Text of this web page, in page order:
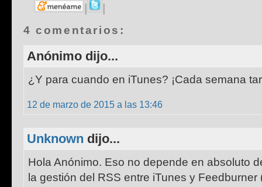
|
|
4 comentarios:
Anónimo dijo...
¿Y para cuando en iTunes? ¡Cada semana
12 de marzo de 2015 a las 13:46
Unknown dijo...
Hola Anónimo. Eso no depende en absoluto
la gestión del RSS entre iTunes y Feedburner